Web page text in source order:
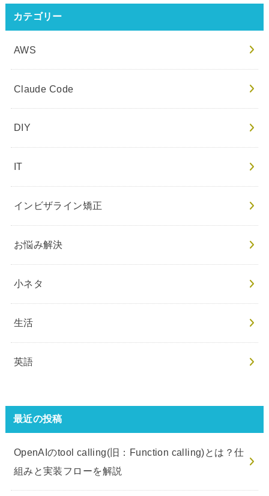
カテゴリー
AWS
Claude Code
DIY
IT
インビザライン矯正
お悩み解決
小ネタ
生活
英語
最近の投稿
OpenAIのtool calling(旧：Function calling)とは？仕
組みと実装フローを解説